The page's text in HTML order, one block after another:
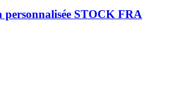
personnalisée STOCK FRA